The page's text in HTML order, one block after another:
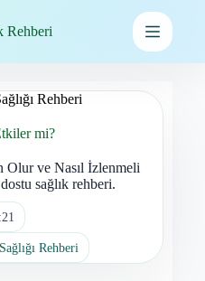
Rehberi
Rehberi
mi?
Olur ve Nasıl İzlenmeli
sağlık rehberi.
Rehberi